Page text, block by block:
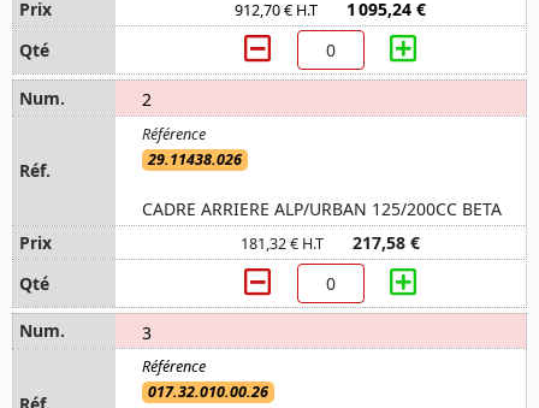
912,70 € H.T 1 095,24 €
2
29.11438.026
CADRE ARRIERE ALP/URBAN 125/200CC BETA
181,32 € H.T 217,58 €
3
017.32.010.00.26